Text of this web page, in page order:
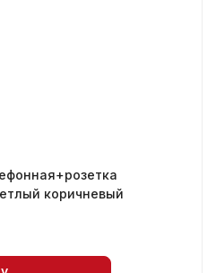
коричневый